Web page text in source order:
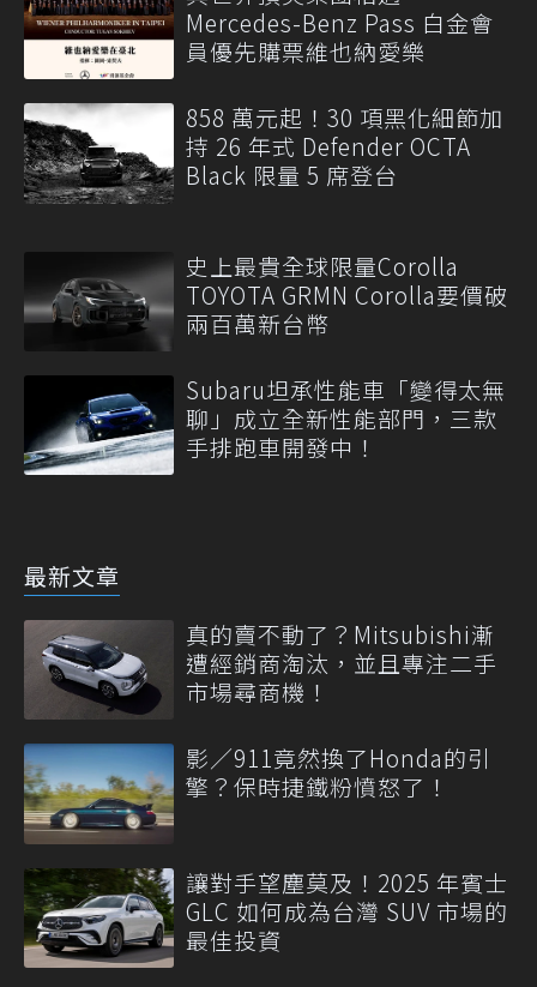
Mercedes-Benz Pass 白金會
員優先購票維也納愛樂
858 萬元起！30 項黑化細節加
持 26 年式 Defender OCTA
Black 限量 5 席登台
史上最貴全球限量Corolla
TOYOTA GRMN Corolla要價破
兩百萬新台幣
Subaru坦承性能車「變得太無
聊」成立全新性能部門，三款
手排跑車開發中！
最新文章
真的賣不動了？Mitsubishi漸
遭經銷商淘汰，並且專注二手
市場尋商機！
影／911竟然換了Honda的引
擎？保時捷鐵粉憤怒了！
讓對手望塵莫及！2025 年賓士
GLC 如何成為台灣 SUV 市場的
最佳投資